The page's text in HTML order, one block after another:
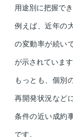
用途別に把握でき
例えば、近年の
の変動率が続い
が示されています
もっとも、個別
再開発状況など
条件の近い成約
です。